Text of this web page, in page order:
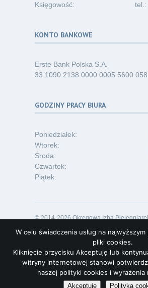
Księgowość:
tel.:
KONTO BANKOWE
Erste Bank Polska S.A.
33 1090 2138 0000 0005 5600
GODZINY PRACY BIURA
Poniedziałek:
Wtorek:
Środa:
Czwartek:
Piątek:
© 2014-2026 Okręgowa Izba
Projekt i realizacja:Lideon.pl
W celu świadczenia usług na
pliki cookies.
Kliknięcie przycisku Akceptuję lub
witryny internetowej stanowi
naszej polityki cookies i wyrażenia
Akceptuję Polityka